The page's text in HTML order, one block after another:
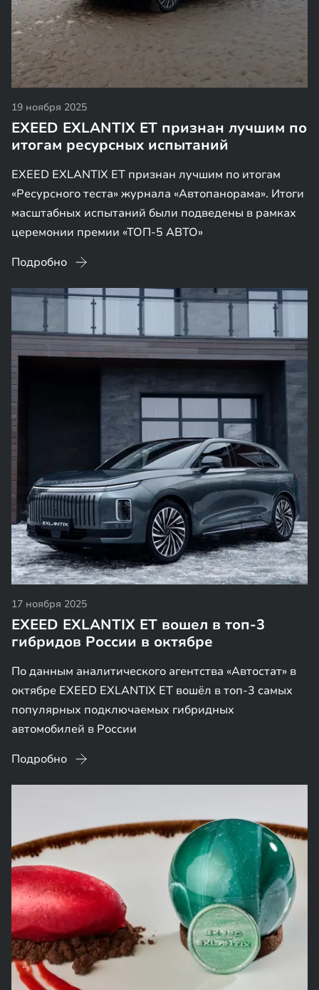
19 ноября 2025
EXEED EXLANTIX ET признан лучшим по
итогам ресурсных испытаний
EXEED EXLANTIX ET признан лучшим по итогам
«Ресурсного теста» журнала «Автопанорама». Итоги
масштабных испытаний были подведены в рамках
церемонии премии «ТОП-5 АВТО»
Подробно
17 ноября 2025
EXEED EXLANTIX ET вошел в топ-3
гибридов России в октябре
По данным аналитического агентства «Автостат» в
октябре EXEED EXLANTIX ET вошёл в топ-3 самых
популярных подключаемых гибридных
автомобилей в России
Подробно